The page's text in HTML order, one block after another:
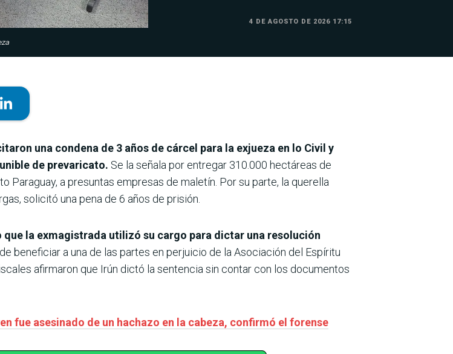
4 DE AGOSTO DE 2026 17:15
una condena de 3 años de cárcel para la exjueza en lo Civil y
de prevaricato. Se la señala por entregar 310.000 hectáreas de
Paraguay, a presuntas empresas de maletín. Por su parte, la querella
solicitó una pena de 6 años de prisión.
la exmagistrada utilizó su cargo para dictar una resolución
beneficiar a una de las partes en perjuicio de la Asociación del Espíritu
afirmaron que Irún dictó la sentencia sin contar con los documentos
fue asesinado de un hachazo en la cabeza, confirmó el forense